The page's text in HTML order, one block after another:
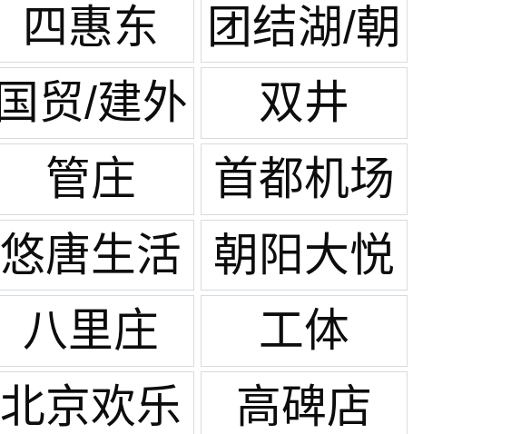
四惠东
团结湖/朝
阳公园
国贸/建外
双井
管庄
首都机场
悠唐生活
广场
朝阳大悦
城
八里庄
工体
北京欢乐
高碑店